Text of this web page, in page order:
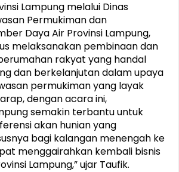
Lampung melalui Dinas
Permukiman dan
Daya Air Provinsi Lampung,
melaksanakan pembinaan dan
rakyat yang handal
dan berkelanjutan dalam upaya
permukiman yang layak
dengan acara ini,
semakin terbantu untuk
akan hunian yang
bagi kalangan menengah ke
menggairahkan kembali bisnis
Lampung,” ujar Taufik.